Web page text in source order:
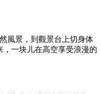
風景，到觀景台上切身体
一块儿在高空享受浪漫的